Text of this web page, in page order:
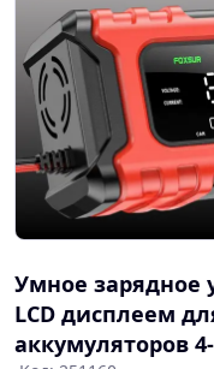
Умное зарядное
LCD дисплеем
аккумуляторов